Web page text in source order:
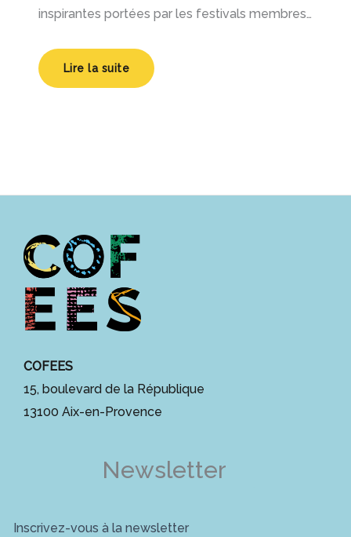
inspirantes portées par les festivals membres…
Lire la suite
COFEES
15, boulevard de la République
13100 Aix-en-Provence
Newsletter
Inscrivez-vous à la newsletter